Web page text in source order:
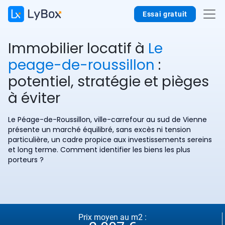
Essai gratuit
Immobilier locatif à Le
peage-de-roussillon :
potentiel, stratégie et pièges
à éviter
Le Péage-de-Roussillon, ville-carrefour au sud de Vienne
présente un marché équilibré, sans excès ni tension
particulière, un cadre propice aux investissements sereins
et long terme. Comment identifier les biens les plus
porteurs ?
Prix moyen au m2 :